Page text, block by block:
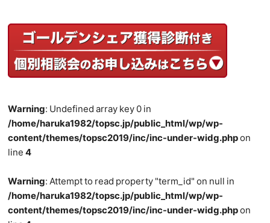
Warning: Undefined array key 0 in
/home/haruka1982/topsc.jp/public_html/wp/wp-
content/themes/topsc2019/inc/inc-under-widg.phpon
line4
Warning: Attempt to read property "term_id" on null in
/home/haruka1982/topsc.jp/public_html/wp/wp-
content/themes/topsc2019/inc/inc-under-widg.phpon